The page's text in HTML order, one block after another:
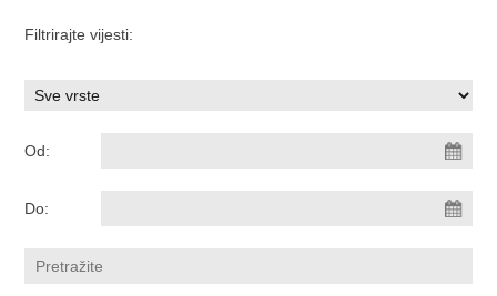
Filtrirajte vijesti:
Od:
Do: